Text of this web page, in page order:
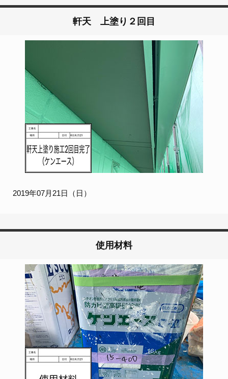
軒天 上塗り２回目
2019年07月21日（日）
使用材料